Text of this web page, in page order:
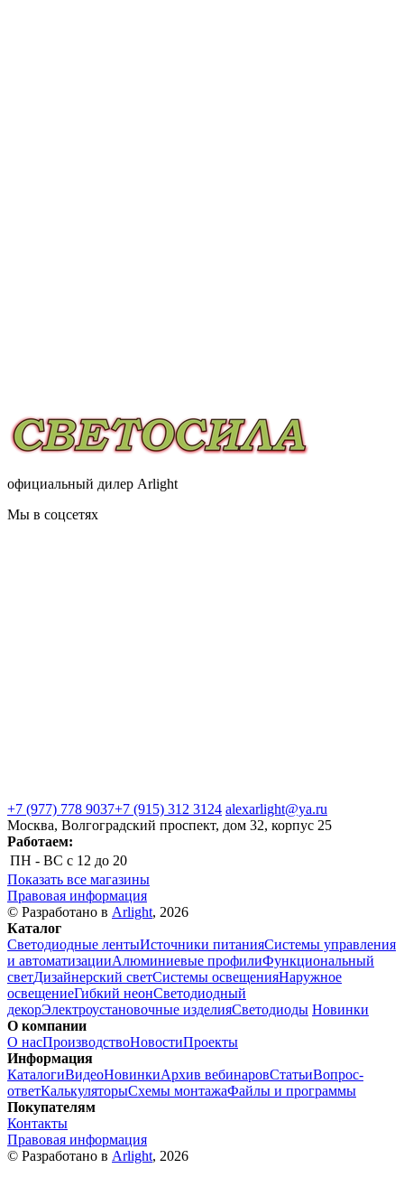
официальный дилер Arlight
Мы в соцсетях
+7 (977) 778 9037+7 (915) 312 3124 alexarlight@ya.ru
Москва, Волгоградский проспект, дом 32, корпус 25
Работаем:
ПН - ВС с 12 до 20
Показать все магазины
Правовая информация
© Разработано в Arlight, 2026
Каталог
Светодиодные лентыИсточники питанияСистемы управления
и автоматизацииАлюминиевые профилиФункциональный
светДизайнерский светСистемы освещенияНаружное
освещениеГибкий неонСветодиодный
декорЭлектроустановочные изделияСветодиоды Новинки
О компании
О насПроизводствоНовостиПроекты
Информация
КаталогиВидеоНовинкиАрхив вебинаровСтатьиВопрос-
ответКалькуляторыСхемы монтажаФайлы и программы
Покупателям
Контакты
Правовая информация
© Разработано в Arlight, 2026